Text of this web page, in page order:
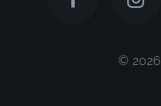
© 2026